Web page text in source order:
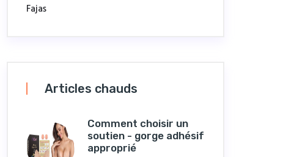
Fajas
Articles chauds
Comment choisir un
soutien - gorge adhésif
approprié